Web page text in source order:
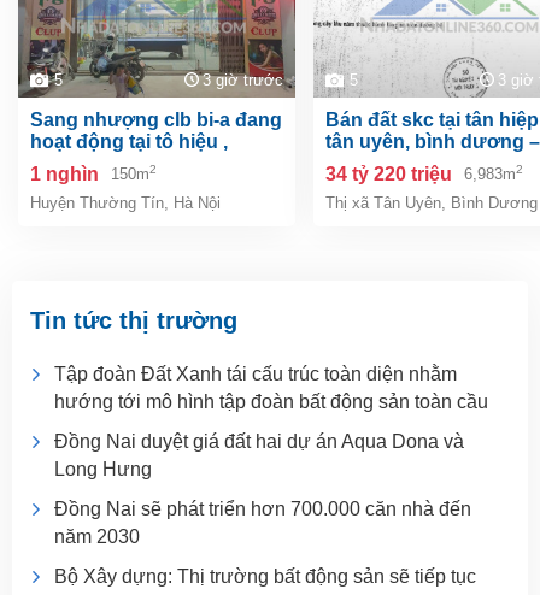
5 3 giờ trước
sang nhượng clb bi-a đang
hoạt động tại tô hiệu ,
thường tín, hà nội
1 nghìn 150m2
Huyện Thường Tín, Hà Nội
5 3 giờ
bán đất skc tại tân hiệp, tp.
tân uyên, bình dương –
6.983m²
34 tỷ 220 triệu 6,983m2
Thị xã Tân Uyên, Bình Dương
Tin tức thị trường
Tập đoàn Đất Xanh tái cấu trúc toàn diện nhằm
hướng tới mô hình tập đoàn bất động sản toàn cầu
Đồng Nai duyệt giá đất hai dự án Aqua Dona và
Long Hưng
Đồng Nai sẽ phát triển hơn 700.000 căn nhà đến
năm 2030
Bộ Xây dựng: Thị trường bất động sản sẽ tiếp tục